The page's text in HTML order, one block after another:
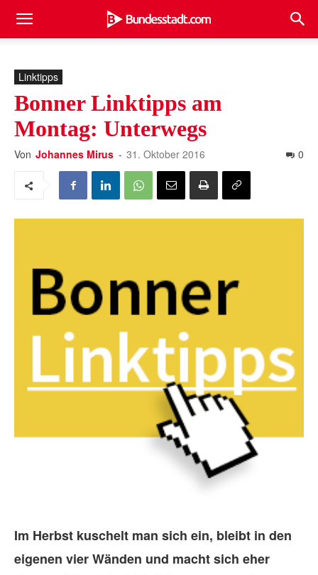
Linktipps
Bonner Linktipps am
Montag: Unterwegs
Von Johannes Mirus - 31. Oktober 2016 0
Im Herbst kuschelt man sich ein, bleibt in den
eigenen vier Wänden und macht sich eher